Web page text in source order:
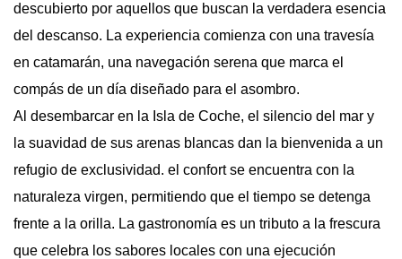
descubierto por aquellos que buscan la verdadera esencia
del descanso. La experiencia comienza con una travesía
en catamarán, una navegación serena que marca el
compás de un día diseñado para el asombro.
Al desembarcar en la Isla de Coche, el silencio del mar y
la suavidad de sus arenas blancas dan la bienvenida a un
refugio de exclusividad. el confort se encuentra con la
naturaleza virgen, permitiendo que el tiempo se detenga
frente a la orilla. La gastronomía es un tributo a la frescura
que celebra los sabores locales con una ejecución